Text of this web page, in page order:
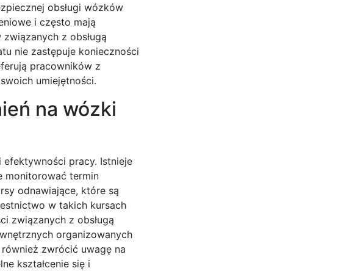
obsługi wózków
i często mają
z obsługą
nie zastępuje konieczności
pracowników z
umiejętności.
na wózki
efektywności pracy. Istnieje
monitorować termin
odnawiające, które są
w takich kursach
związanych z obsługą
organizowanych
zwrócić uwagę na
kształcenie się i